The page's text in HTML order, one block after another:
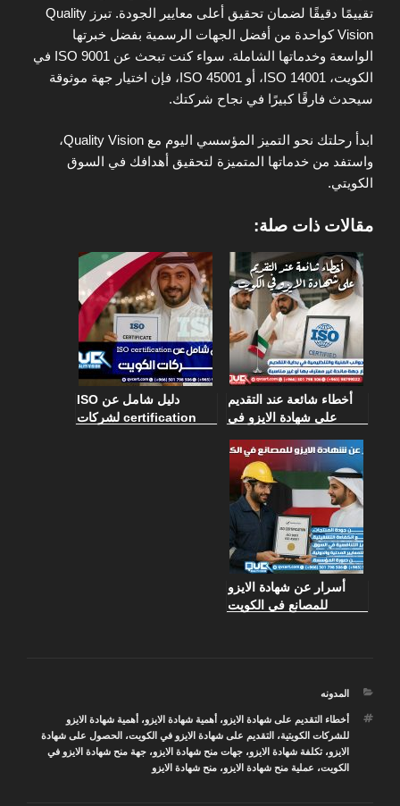
تقييمًا دقيقًا لضمان تحقيق أعلى معايير الجودة. تبرز Quality
Vision كواحدة من أفضل الجهات الرسمية بفضل خبرتها
الواسعة وخدماتها الشاملة. سواء كنت تبحث عن ISO 9001 في
الكويت، ISO 14001، أو ISO 45001، فإن اختيار جهة موثوقة
سيحدث فارقًا كبيرًا في نجاح شركتك.
ابدأ رحلتك نحو التميز المؤسسي اليوم مع Quality Vision،
واستفد من خدماتها المتميزة لتحقيق أهدافك في السوق
الكويتي.
مقالات ذات صلة:
أخطاء شائعة عند التقديم
على شهادة الايزو في
دليل شامل عن ISO
certification لشركات
أسرار عن شهادة الايزو
للمصانع في الكويت
التصنيفات
المدونه
الوسوم
أخطاء التقديم على شهادة الايزو،أهمية شهادة الايزو،أهمية شهادة الايزو
للشركات الكويتية، التقديم على شهادة الايزو في الكويت، الحصول على شهادة
الايزو،تكلفة شهادة الايزو،جهات منح شهادة الايزو،جهة منح شهادة الايزو في
الكويت، عملية منح شهادة الايزو،منح شهادة الايزو